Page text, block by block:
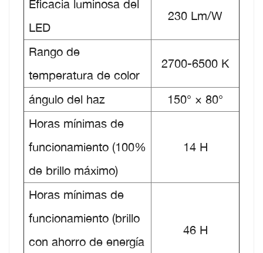
Eficacia luminosa del
LED
230 Lm/W
Rango de
temperatura de color
2700-6500 K
ángulo del haz
150° × 80°
Horas mínimas de
funcionamiento (100%
de brillo máximo)
14 H
Horas mínimas de
funcionamiento (brillo
con ahorro de energía
46 H